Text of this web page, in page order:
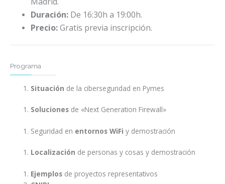
Duración: De 16:30h a 19:00h.
Precio:Gratis previa inscripción.
Programa
Situación de la ciberseguridad en Pymes
Soluciones de «Next Generation Firewall»
Seguridad en entornos WiFi y demostración
Localización de personas y cosas y demostración
Ejemplos de proyectos representativos